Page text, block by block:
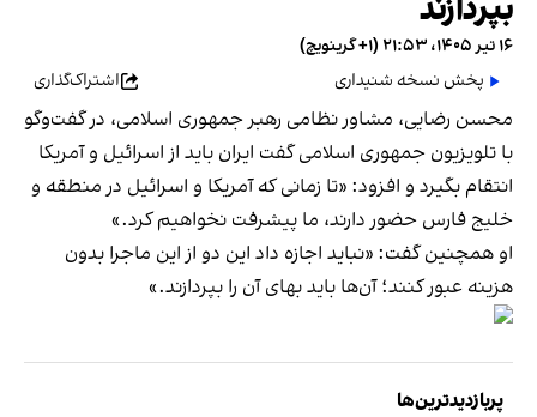
۱۶ تیر ۱۴۰۵، ۲۱:۵۳ (‎+۱ گرینویچ)
پخش نسخه شنیداری
اشتراک‌گذاری
محسن رضایی، مشاور نظامی رهبر جمهوری اسلامی، در گفت‌وگو
با تلویزیون جمهوری اسلامی گفت ایران باید از اسرائیل و آمریکا
انتقام بگیرد و افزود: «تا زمانی که آمریکا و اسرائیل در منطقه و
خلیج فارس حضور دارند، ما پیشرفت نخواهیم کرد.»
او همچنین گفت: «نباید اجازه داد این دو از این ماجرا بدون
هزینه عبور کنند؛ آن‌ها باید بهای آن را بپردازند.»
پربازدیدترین‌ها